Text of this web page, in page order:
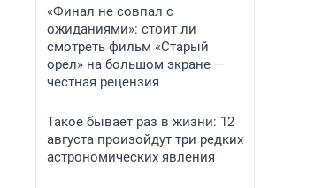
«Финал не совпал с
ожиданиями»: стоит ли
смотреть фильм «Старый
орел» на большом экране —
честная рецензия
Такое бывает раз в жизни: 12
августа произойдут три редких
астрономических явления